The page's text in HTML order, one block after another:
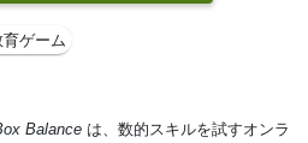
育ゲーム
Balance は、数的スキルを試すオンラ